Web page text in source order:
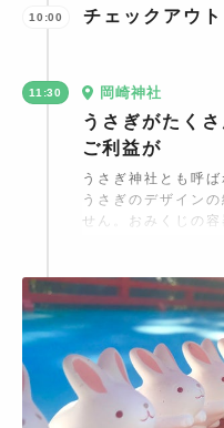
10:00 チェックアウト
11:30 岡崎神社
うさぎがたく
ご利益が
うさぎ神社とも呼
うさぎのデザイン
せん。おみくじの
拝者が並べていく
のご利益があると